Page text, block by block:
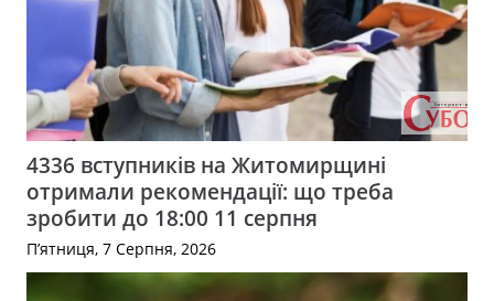
4336 вступників на Житомирщині
отримали рекомендації: що треба
зробити до 18:00 11 серпня
П’ятниця, 7 Серпня, 2026